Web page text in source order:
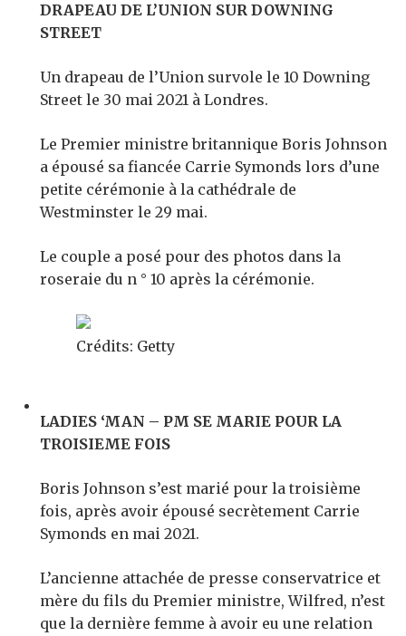
DRAPEAU DE L’UNION SUR DOWNING
STREET
Un drapeau de l’Union survole le 10 Downing
Street le 30 mai 2021 à Londres.
Le Premier ministre britannique Boris Johnson
a épousé sa fiancée Carrie Symonds lors d’une
petite cérémonie à la cathédrale de
Westminster le 29 mai.
Le couple a posé pour des photos dans la
roseraie du n ° 10 après la cérémonie.
Crédits: Getty
LADIES ‘MAN – PM SE MARIE POUR LA
TROISIEME FOIS
Boris Johnson s’est marié pour la troisième
fois, après avoir épousé secrètement Carrie
Symonds en mai 2021.
L’ancienne attachée de presse conservatrice et
mère du fils du Premier ministre, Wilfred, n’est
que la dernière femme à avoir eu une relation